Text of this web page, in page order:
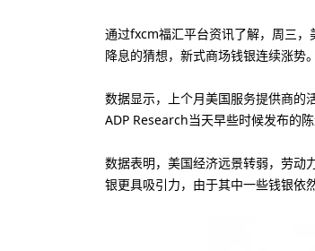
通过fxcm福汇平台资讯了解，周三
降息的猜想，新式商场钱银连续涨势。
数据显示，上个月美国服务提供商的
ADP Research当天早些时候发布的
数据表明，美国经济远景转弱，劳动
银更具吸引力，由于其中一些钱银依